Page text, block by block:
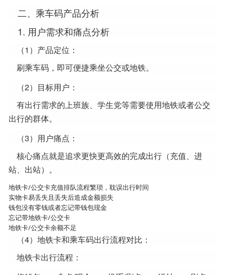
二、乘车码产品分析
1. 用户需求和痛点分析
（1）产品定位：
刷乘车码，即可便捷乘坐公交或地铁。
（2）目标用户：
有出行需求的上班族、学生党等需要使用地铁或者公交
出行的群体。
（3）用户痛点：
核心痛点就是追求更快更高效的完成出行（充值、进
站、出站）。
地铁卡/公交卡充值排队流程繁琐，耽误出行时间
实物卡易丢失且丢失后造成金额损失
钱包没有零钱或者忘记带钱包现金
忘记带地铁卡/公交卡
地铁卡/公交卡余额不足
（4）地铁卡和乘车码出行流程对比：
地铁卡出行流程：